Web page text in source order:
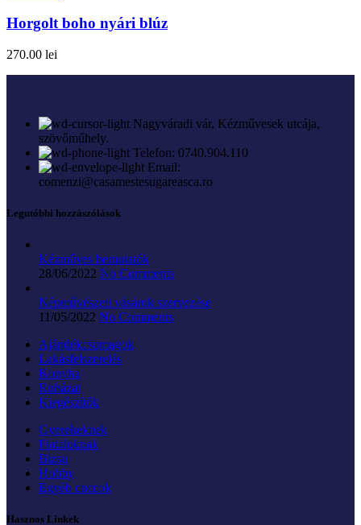
Horgolt boho nyári blúz
270.00 lei
Nagyváradi vár, Kézművesek utcája,
szövőműhely.
Telefon: 0740.904.110
Email:
comenzi@casamestesugareasca.ro
Legutóbbi hozzászólások
Kézműves bemutatók
28/06/2022 No Comments
Népművészeti vásárok szervezése
11/05/2022 No Comments
Ajándékcsomagok
Lakásfelszerelés
Konyha
Ruházat
Kiegészítők
Gyerekeknek
Fiataloknak
Bizsu
Hobby
Egyéb cuccok
Hasznos Linkek